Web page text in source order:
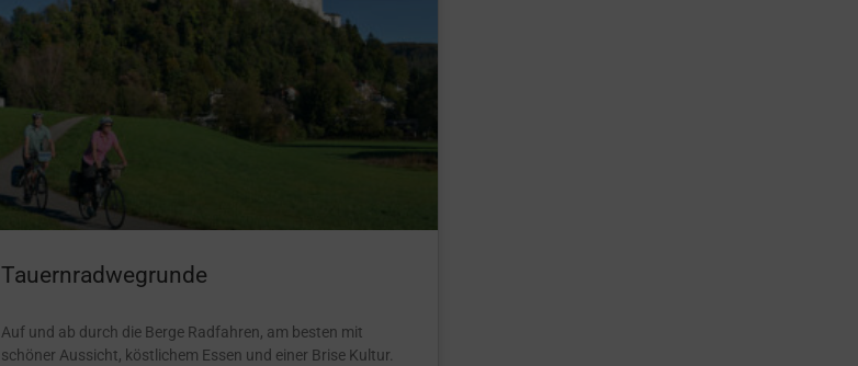
Tauernradwegrunde
Auf und ab durch die Berge Radfahren, am besten mit
schöner Aussicht, köstlichem Essen und einer Brise Kultur.